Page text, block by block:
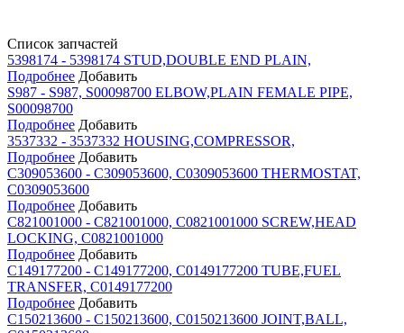
Список запчастей
5398174 - 5398174 STUD,DOUBLE END PLAIN,
Подробнее Добавить
S987 - S987, S00098700 ELBOW,PLAIN FEMALE PIPE,
S00098700
Подробнее Добавить
3537332 - 3537332 HOUSING,COMPRESSOR,
Подробнее Добавить
C309053600 - C309053600, C0309053600 THERMOSTAT,
C0309053600
Подробнее Добавить
C821001000 - C821001000, C0821001000 SCREW,HEAD
LOCKING, C0821001000
Подробнее Добавить
C149177200 - C149177200, C0149177200 TUBE,FUEL
TRANSFER, C0149177200
Подробнее Добавить
C150213600 - C150213600, C0150213600 JOINT,BALL,